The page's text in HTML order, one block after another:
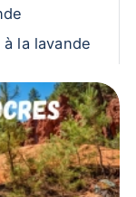
la lavande